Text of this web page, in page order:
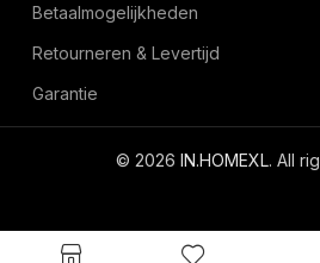
Betaalmogelijkheden
Retourneren & Levertijd
Garantie
© 2026 IN.HOMEXL. All